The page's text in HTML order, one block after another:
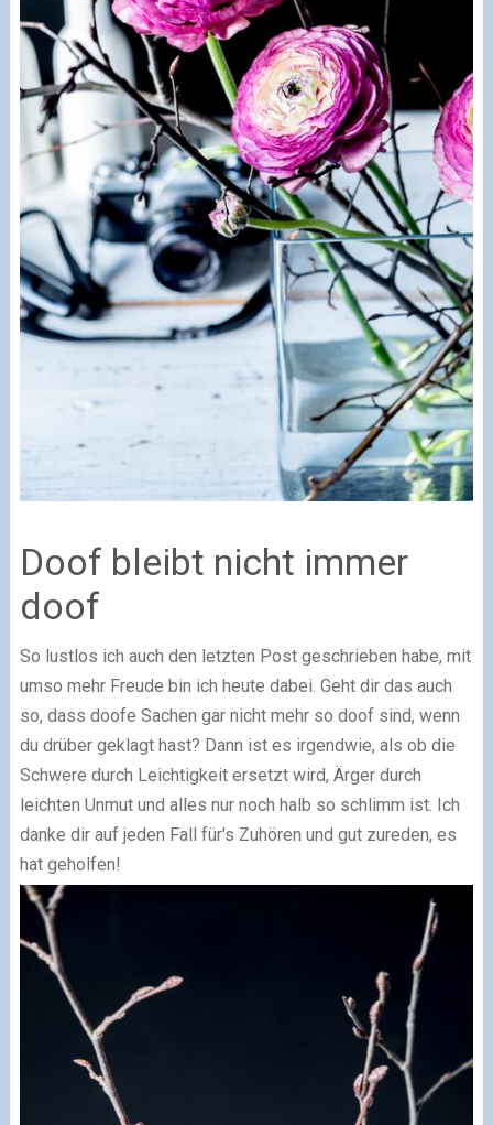
Doof bleibt nicht immer
doof
So lustlos ich auch den letzten Post geschrieben habe, mit
umso mehr Freude bin ich heute dabei. Geht dir das auch
so, dass doofe Sachen gar nicht mehr so doof sind, wenn
du drüber geklagt hast? Dann ist es irgendwie, als ob die
Schwere durch Leichtigkeit ersetzt wird, Ärger durch
leichten Unmut und alles nur noch halb so schlimm ist. Ich
danke dir auf jeden Fall für's Zuhören und gut zureden, es
hat geholfen!